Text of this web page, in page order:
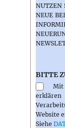
NUTZEN
NEUE
BITTE
Mit
erklären
Website
Siehe